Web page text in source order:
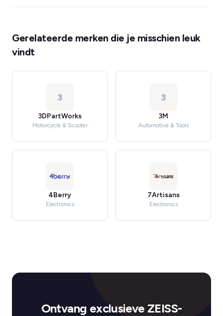
Gerelateerde merken die je misschien leuk
vindt
3
3DPartWorks
Motorcycle & Scooter
3
3M
Automotive & Tools
4Berry
Electronics
7Artisans
Electronics
Ontvang exclusieve ZEISS-